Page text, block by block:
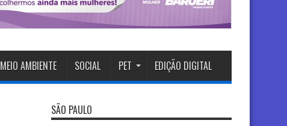
MEIO AMBIENTE SOCIAL PET EDIÇÃO DIGITAL
SÃO PAULO